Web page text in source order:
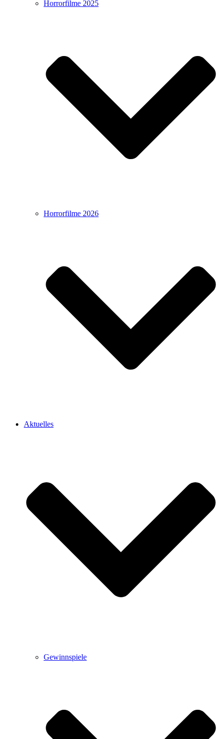
Horrorfilme 2025
Horrorfilme 2026
Aktuelles
Gewinnspiele